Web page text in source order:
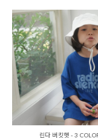
린다 버킷햇 - 3